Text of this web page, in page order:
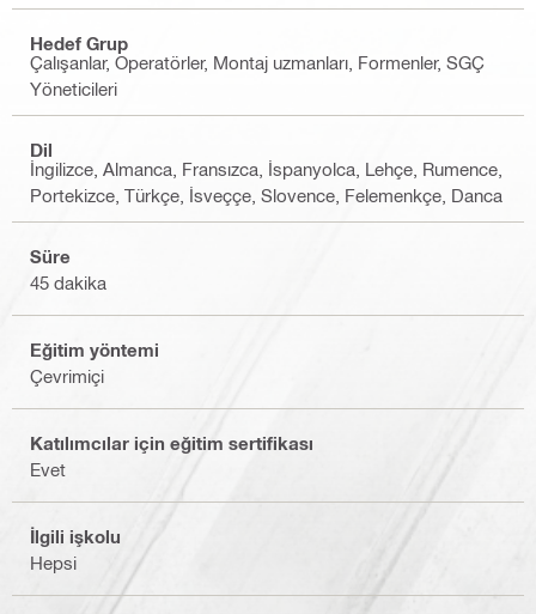
Hedef Grup
Çalışanlar, Operatörler, Montaj uzmanları, Formenler, SGÇ
Yöneticileri
Dil
İngilizce, Almanca, Fransızca, İspanyolca, Lehçe, Rumence,
Portekizce, Türkçe, İsveççe, Slovence, Felemenkçe, Danca
Süre
45 dakika
Eğitim yöntemi
Çevrimiçi
Katılımcılar için eğitim sertifikası
Evet
İlgili işkolu
Hepsi